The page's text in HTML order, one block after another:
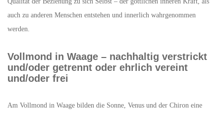
auch zu anderen Menschen entstehen und innerlich wahrgenommen
werden.
Vollmond in Waage – nachhaltig verstrickt
und/oder getrennt oder ehrlich vereint
und/oder frei
Am Vollmond in Waage bilden die Sonne, Venus und der Chiron eine